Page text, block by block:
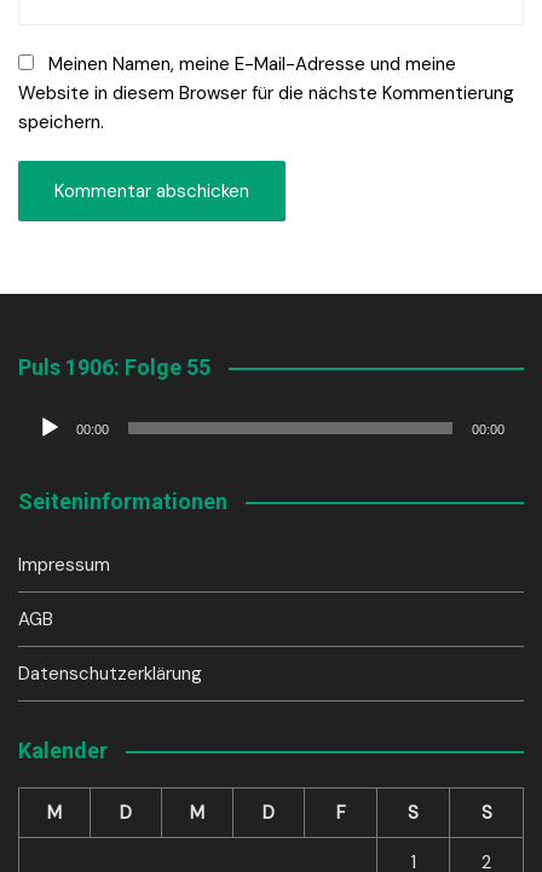
Meinen Namen, meine E-Mail-Adresse und meine
Website in diesem Browser für die nächste Kommentierung
speichern.
Puls 1906: Folge 55
Audio-
00:00 00:00
Seiteninformationen
Impressum
AGB
Datenschutzerklärung
Kalender
M D M D F S S
1 2